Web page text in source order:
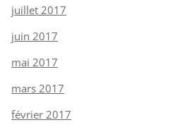
juillet 2017
juin 2017
mai 2017
mars 2017
février 2017